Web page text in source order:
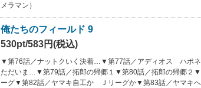
メラマン）
俺たちのフィールド 9
530pt/583円(税込)
▼第76話／ナットクいく決着…▼第77話／アディオス ハポ
ただいま…▼第79話／拓郎の帰郷１▼第80話／拓郎の帰郷２
ーグ▼第82話／ヤマキ自工か Ｊリーグか▼第83話／ヤマキ